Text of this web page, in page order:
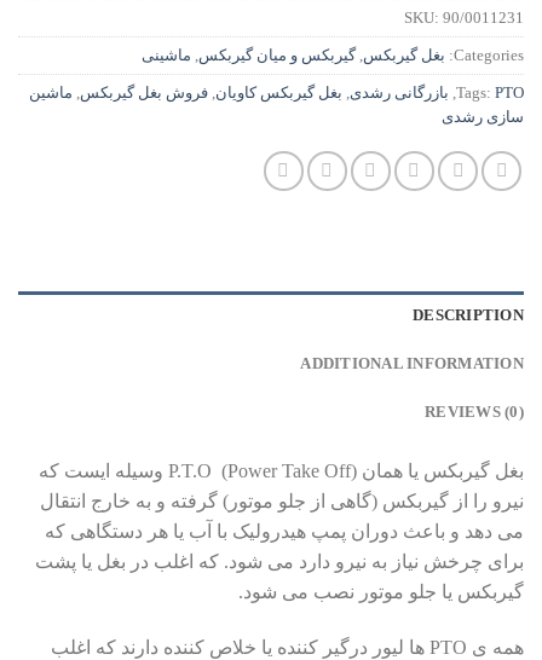
SKU: 90/0011231
Categories: بغل گیربکس, گیربکس و میان گیربکس, ماشینی
Tags: PTO
, بازرگانی رشدی, بغل گیربکس کاویان, فروش بغل گیربکس, ماشین
سازی رشدی
DESCRIPTION
ADDITIONAL INFORMATION
REVIEWS (0)
بغل گیربکس یا همان P.T.O (Power Take Off) وسیله ایست که
نیرو را از گیربکس (گاهی از جلو موتور) گرفته و به خارج انتقال
می دهد و باعث دوران پمپ هیدرولیک با آب یا هر دستگاهی که
برای چرخش نیاز به نیرو دارد می شود. که اغلب در بغل یا پشت
گیربکس یا جلو موتور نصب می شود.
همه ی PTO ها لیور درگیر کننده یا خلاص کننده دارند که اغلب